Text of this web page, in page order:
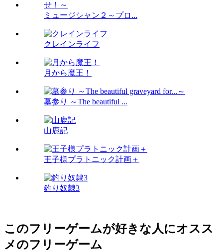
ミュージシャン２～プロ...
クレインライフ
月から魔王！
墓参り ～The beautiful ...
山鹿記
王子様プラトニック計画＋
釣り奴隷3
このフリーゲームが好きな人にオスス
メのフリーゲーム